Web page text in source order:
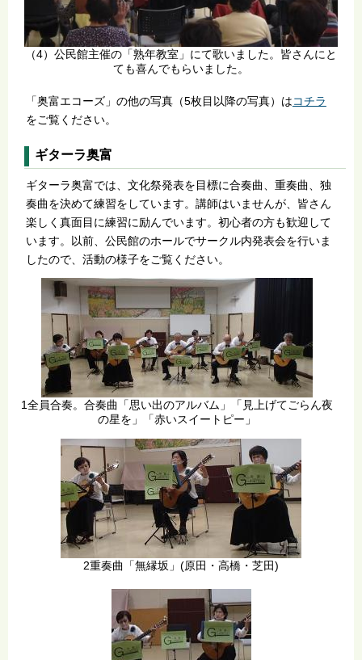
（4）公民館主催の「熟年教室」にて歌いました。皆さんにと
ても喜んでもらいました。
「奥富エコーズ」の他の写真（5枚目以降の写真）はコチラ
をご覧ください。
ギターラ奥富
ギターラ奥富では、文化祭発表を目標に合奏曲、重奏曲、独
奏曲を決めて練習をしています。講師はいませんが、皆さん
楽しく真面目に練習に励んでいます。初心者の方も歓迎して
います。以前、公民館のホールでサークル内発表会を行いま
したので、活動の様子をご覧ください。
1全員合奏。合奏曲「思い出のアルバム」「見上げてごらん夜
の星を」「赤いスイートピー」
2重奏曲「無縁坂」(原田・高橋・芝田)